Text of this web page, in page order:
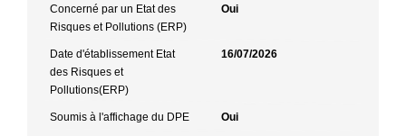
Concerné par un Etat des
Risques et Pollutions (ERP)
Oui
Date d'établissement Etat
des Risques et
Pollutions(ERP)
16/07/2026
Soumis à l'affichage du DPE Oui